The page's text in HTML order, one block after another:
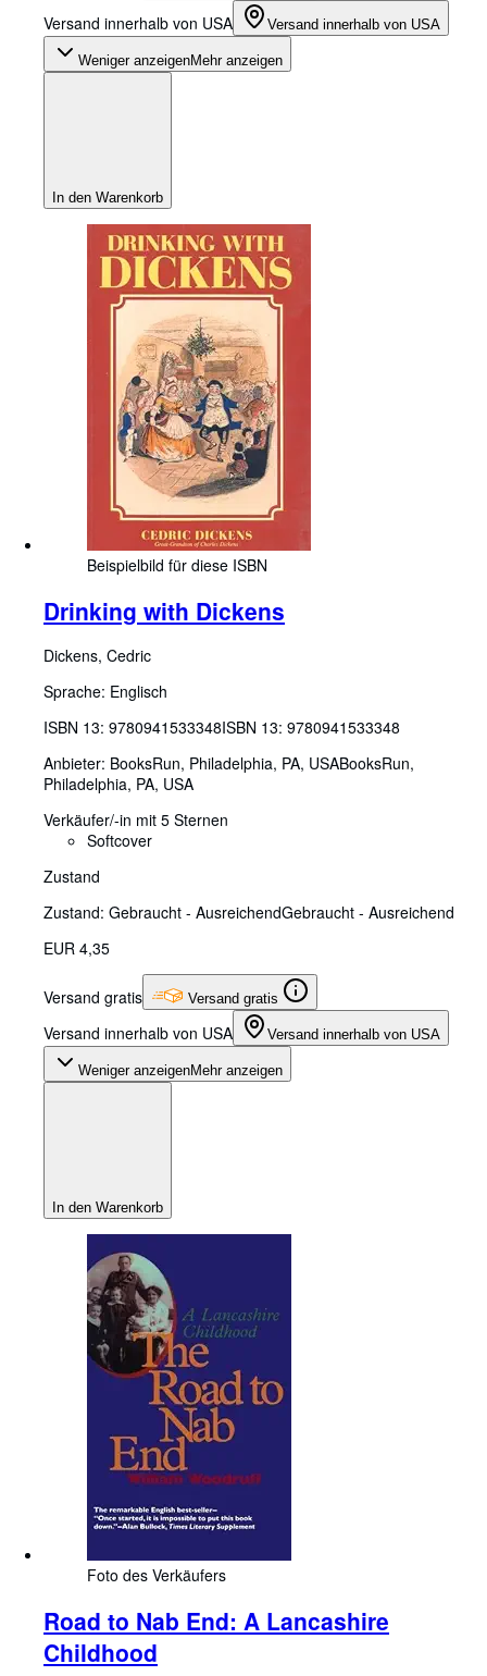
Versand innerhalb von USA Versand innerhalb von USA
Weniger anzeigenMehr anzeigen
In den Warenkorb
Beispielbild für diese ISBN
Drinking with Dickens
Dickens, Cedric
Sprache: Englisch
ISBN 13: 9780941533348ISBN 13: 9780941533348
Anbieter: BooksRun, Philadelphia, PA, USABooksRun,
Philadelphia, PA, USA
Verkäufer/-in mit 5 Sternen
Softcover
Zustand
Zustand: Gebraucht - AusreichendGebraucht - Ausreichend
EUR 4,35
Versand gratis Versand gratis
Versand innerhalb von USA Versand innerhalb von USA
Weniger anzeigenMehr anzeigen
In den Warenkorb
Foto des Verkäufers
Road to Nab End: A Lancashire
Childhood